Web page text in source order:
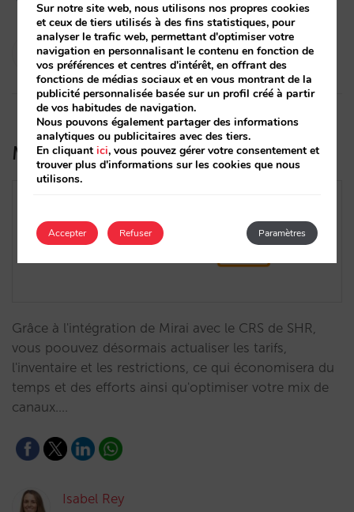
Isabel Rey
25/10/2023
Mirai s’intègre 2-way au CRS de SHR
Grâce à l'intégration de Mirai avec le CRS de SHR,
vous poouvez désormais actualiser les tarifs,
l'inventaire et les restrictions, ce qui économisera du
temps et des efforts ainsi qu'optimiser votre mix de
canaux.…
Isabel Rey
Sur notre site web, nous utilisons nos propres cookies
et ceux de tiers utilisés à des fins statistiques, pour
analyser le trafic web, permettant d'optimiser votre
navigation en personnalisant le contenu en fonction de
vos préférences et centres d'intérêt, en offrant des
fonctions de médias sociaux et en vous montrant de la
publicité personnalisée basée sur un profil créé à partir
de vos habitudes de navigation.
Nous pouvons également partager des informations
analytiques ou publicitaires avec des tiers.
En cliquantici, vous pouvez gérer votre consentement et
trouver plus d'informations sur les cookies que nous
utilisons.
Accepter Paramètres
Refuser